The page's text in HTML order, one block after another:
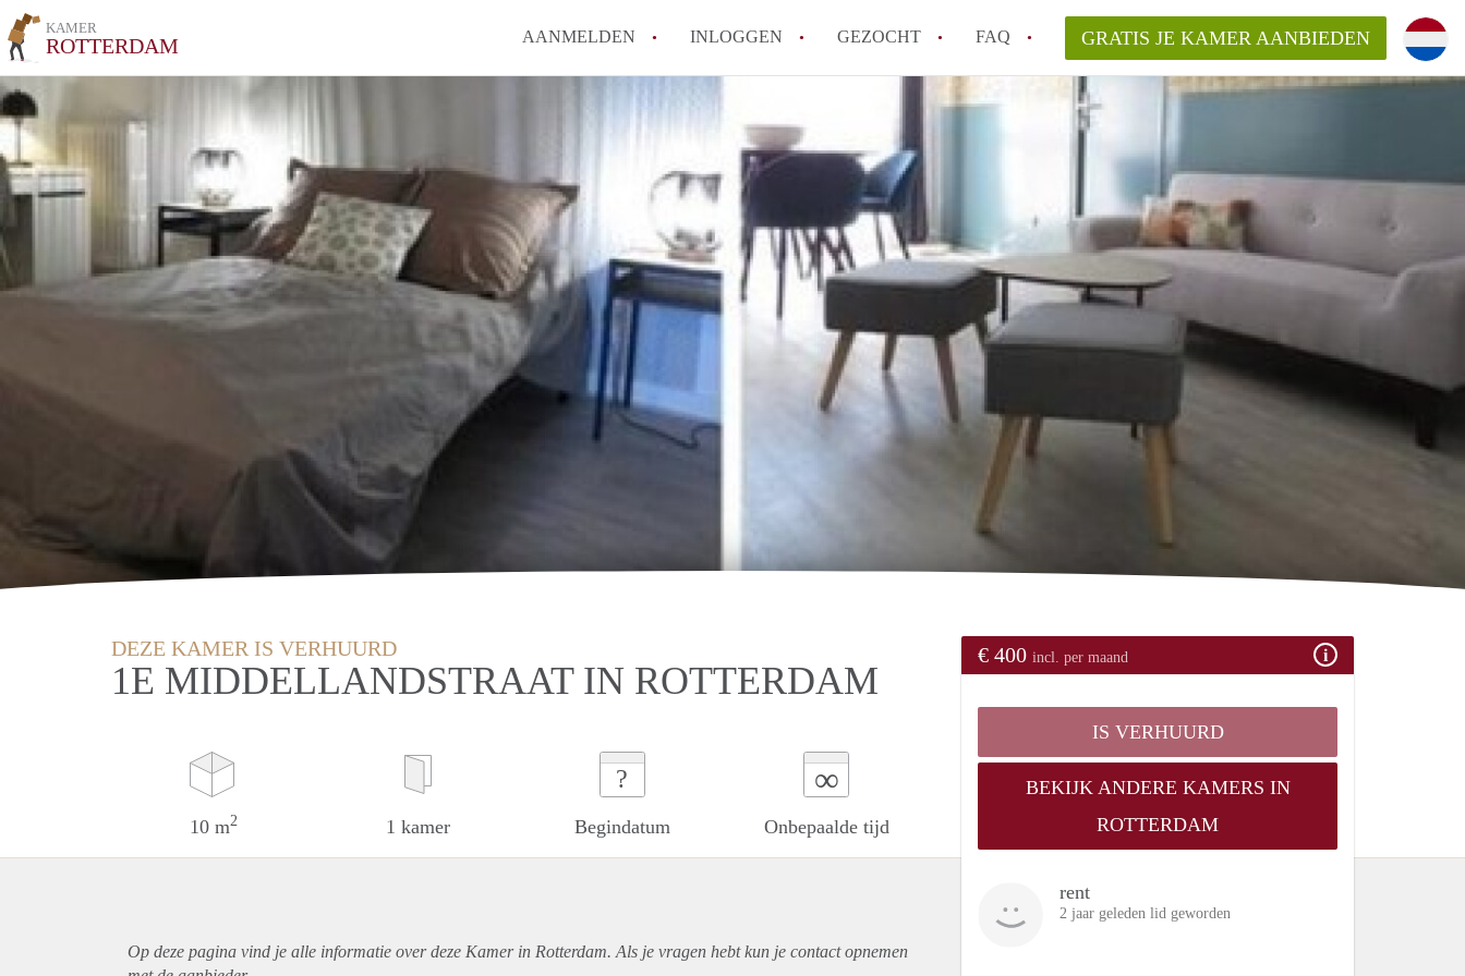
KAMER
ROTTERDAM AANMELDEN INLOGGEN GEZOCHT FAQ
Moet ik mij inschrijven bij de gemeente als ik een kamer huur in
Rotterdam?
Hoe groot is de kans dat ik snel een kamer vind?
Wat kost een studentenkamer gemiddeld in Rotterdam?
In welke wijken van Rotterdam kan ik het beste wonen als student?
Hoe vind ik een kamer in Rotterdam?
Alle veelgestelde vragen
GRATIS JE KAMER AANBIEDEN
DEZE KAMER IS VERHUURD
1E MIDDELLANDSTRAAT IN ROTTERDAM
10 m2 1 kamer
?
Begindatum
∞
Onbepaalde tijd
€ 400 incl. per maand
IS VERHUURD
BEKIJK ANDERE KAMERS IN
ROTTERDAM
rent
2 jaar geleden lid geworden
Op deze pagina vind je alle informatie over deze Kamer in Rotterdam. Als je vragen hebt kun je contact opnemen